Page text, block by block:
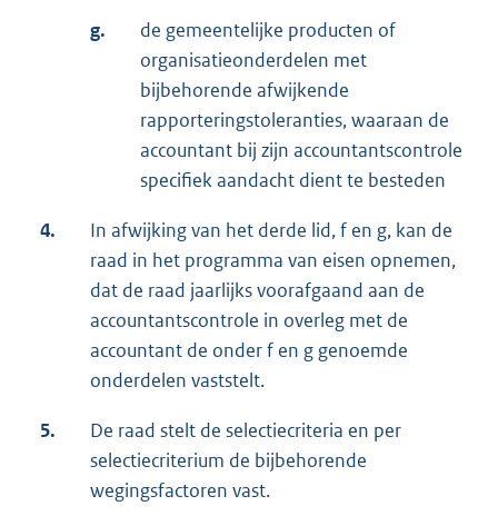
g.
de gemeentelijke producten of
organisatieonderdelen met
bijbehorende afwijkende
rapporteringstoleranties, waaraan de
accountant bij zijn accountantscontrole
specifiek aandacht dient te besteden
4.
In afwijking van het derde lid, f en g, kan de
raad in het programma van eisen opnemen,
dat de raad jaarlijks voorafgaand aan de
accountantscontrole in overleg met de
accountant de onder f en g genoemde
onderdelen vaststelt.
5.
De raad stelt de selectiecriteria en per
selectiecriterium de bijbehorende
wegingsfactoren vast.